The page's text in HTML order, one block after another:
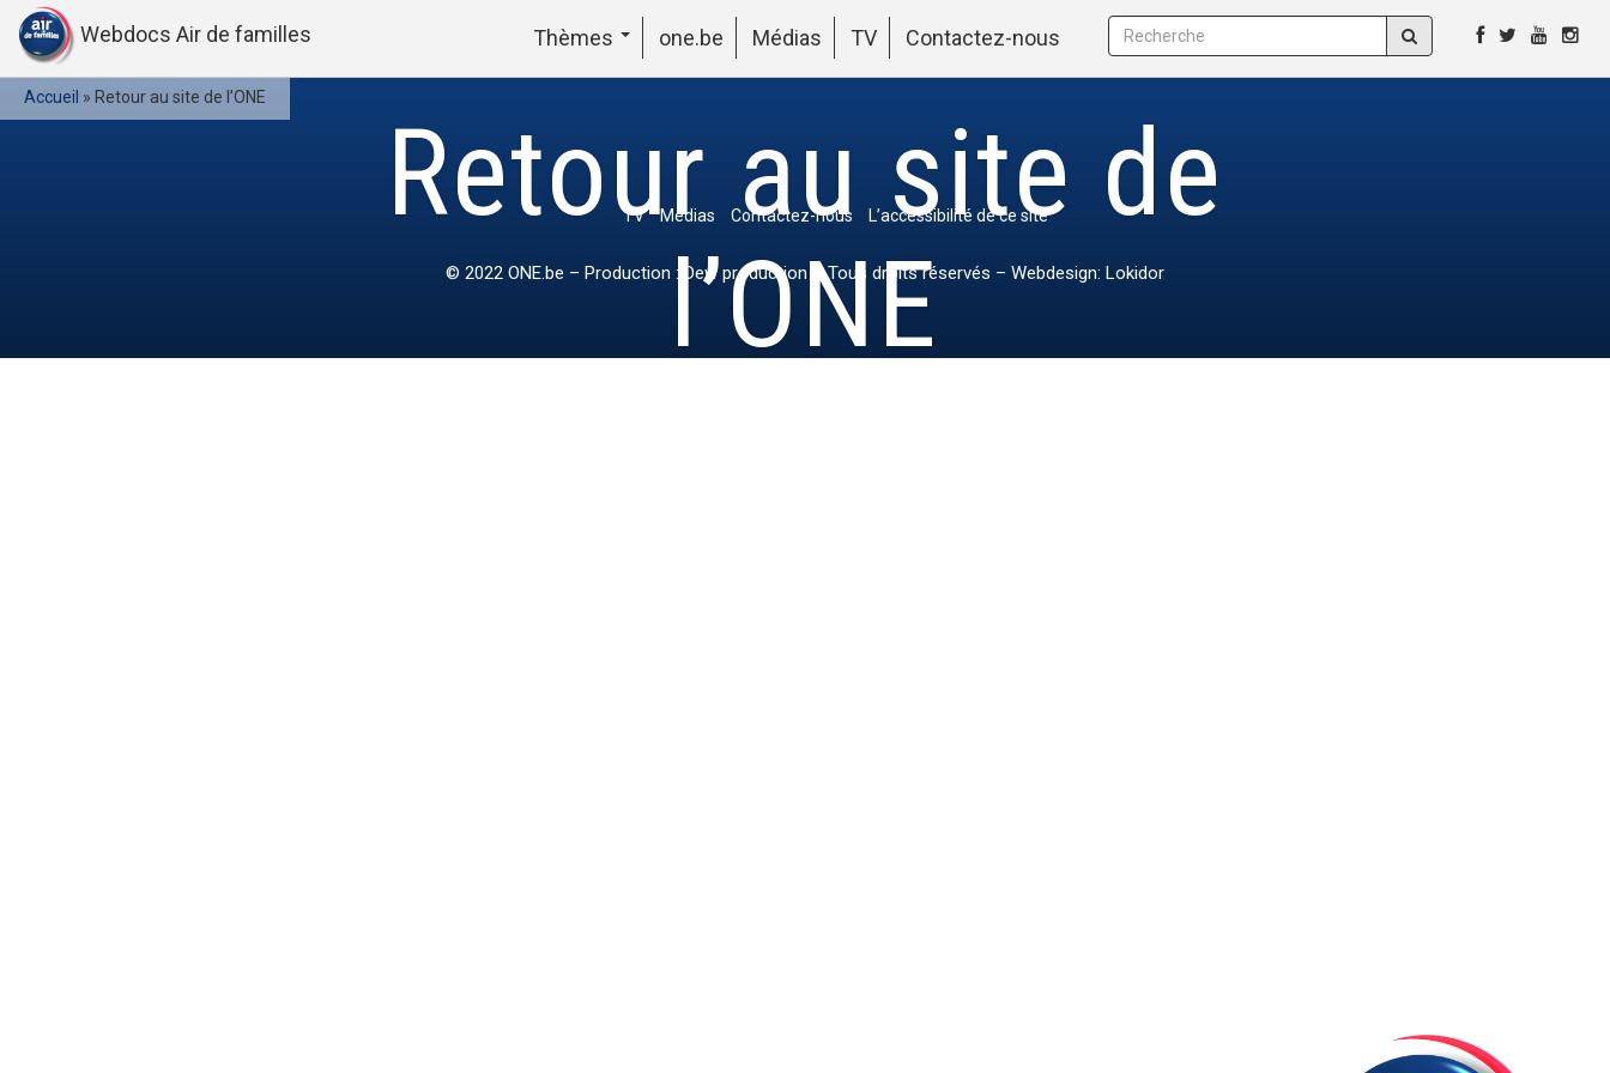
Webdocs Air de familles Thèmes one.be Médias TV Contactez-nous
Accueil » Retour au site de l’ONE
Retour au site de
l’ONE
TV Médias Contactez-nous L’accessibilité de ce site
© 2022 ONE.be – Production : Dew production – Tous droits réservés – Webdesign: Lokidor